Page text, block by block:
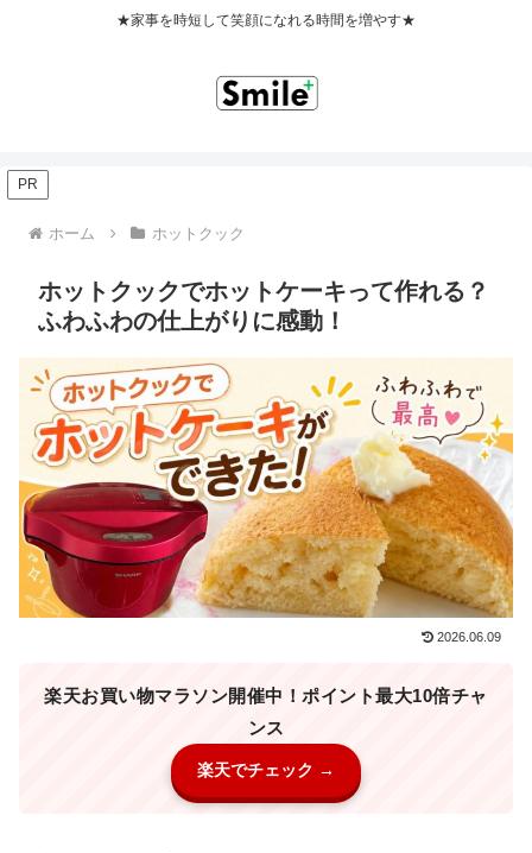
★家事を時短して笑顔になれる時間を増やす★
PR
ホーム ホットクック
ホットクックでホットケーキって作れる？
ふわふわの仕上がりに感動！
2026.06.09
楽天お買い物マラソン開催中！ポイント最大10倍チャ
ンス
楽天でチェック →